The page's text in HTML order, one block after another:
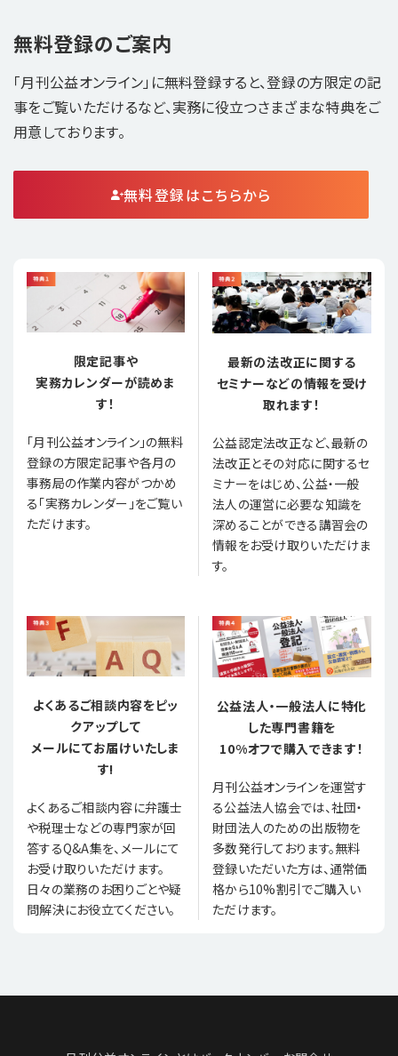
無料登録のご案内
「月刊公益オンライン」に無料登録すると、登録の方限定の記
事をご覧いただけるなど、実務に役立つさまざまな特典をご
用意しております。
無料登録はこちらから
限定記事や
実務カレンダーが読めま
す！
「月刊公益オンライン」の無料
登録の方限定記事や各月の
事務局の作業内容がつかめ
る「実務カレンダー」をご覧い
ただけます。
最新の法改正に関する
セミナーなどの情報を受け
取れます！
公益認定法改正など、最新の
法改正とその対応に関するセ
ミナーをはじめ、公益・一般
法人の運営に必要な知識を
深めることができる講習会の
情報をお受け取りいただけま
す。
よくあるご相談内容をピッ
クアップして
メールにてお届けいたしま
す!
よくあるご相談内容に弁護士
や税理士などの専門家が回
答するQ&A集を、メールにて
お受け取りいただけます。
日々の業務のお困りごとや疑
問解決にお役立てください。
公益法人・一般法人に特化
した専門書籍を
10%オフで購入できます！
月刊公益オンラインを運営す
る公益法人協会では、社団・
財団法人のための出版物を
多数発行しております。無料
登録いただいた方は、通常価
格から10%割引でご購入い
ただけます。